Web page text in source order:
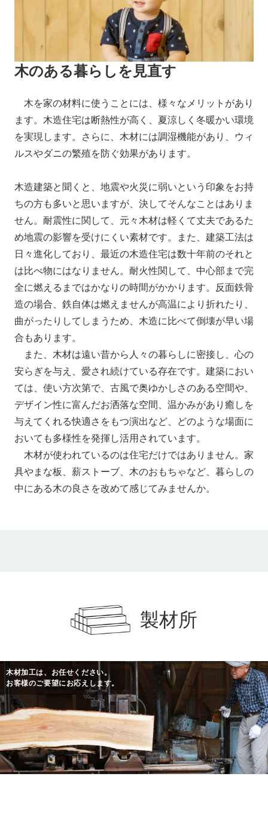
木のある暮らしを見直す
木を家の材料に使うことには、様々なメリットがあり
ます。木造住宅は断熱性が高く、夏涼しく冬暖かい環境
を実現します。さらに、木材には調湿機能があり、ウィ
ルスやダニの繁殖を防ぐ効果があります。
木造建築と聞くと、地震や火災に弱いという印象をお持
ちの方も多いと思いますが、決してそんなことはありま
せん。耐震性に関して、元々木材は軽くて丈夫であるた
め地震の影響を受けにくい素材です。また、建築工法は
日々進化しており、最近の木造住宅は数十年前のそれと
は比べ物にはなりません。耐火性関して、中心部まで完
全に燃えるまではかなりの時間がかかります。反面鉄骨
造の場合、鉄自体は燃えませんが高温により折れたり、
曲がったりしてしまうため、木造に比べて倒壊が早い場
合もあります。
また、木材は遠い昔から人々の暮らしに密接し、心の
安らぎを与え、愛され続けている存在です。建築におい
ては、使い方次第で、古風で奥ゆかしさのある空間や、
デザイン性に富んだお洒落な空間、温かみがあり癒しを
与えてくれる快適さをもつ演出など、どのような場面に
おいても多様性を発揮し活用されています。
木材が使われているのは住宅だけではありません。家
具やまな板、薪ストーブ、木のおもちゃなど、暮らしの
中にある木の良さを改めて感じてみませんか。
製材所
木材加工は、お任せください。
お客様のご要望にお応えします。